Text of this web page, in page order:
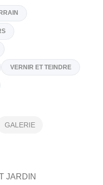
St-Jérôme
GALERIE
JARDIN